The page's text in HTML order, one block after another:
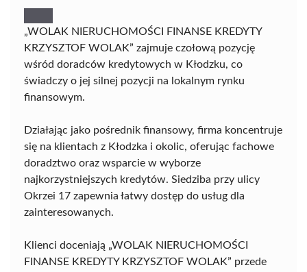
„WOLAK NIERUCHOMOŚCI FINANSE KREDYTY
KRZYSZTOF WOLAK” zajmuje czołową pozycję
wśród doradców kredytowych w Kłodzku, co
świadczy o jej silnej pozycji na lokalnym rynku
finansowym.
Działając jako pośrednik finansowy, firma koncentruje
się na klientach z Kłodzka i okolic, oferując fachowe
doradztwo oraz wsparcie w wyborze
najkorzystniejszych kredytów. Siedziba przy ulicy
Okrzei 17 zapewnia łatwy dostęp do usług dla
zainteresowanych.
Klienci doceniają „WOLAK NIERUCHOMOŚCI
FINANSE KREDYTY KRZYSZTOF WOLAK” przede